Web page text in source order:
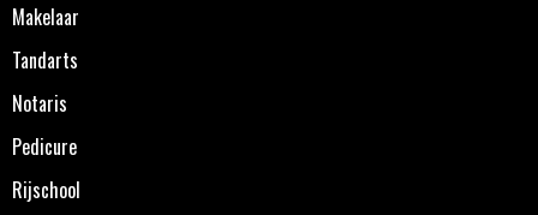
Makelaar
Tandarts
Notaris
Pedicure
Rijschool